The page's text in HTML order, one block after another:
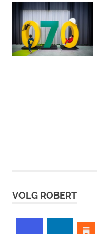
VOLG ROBERT